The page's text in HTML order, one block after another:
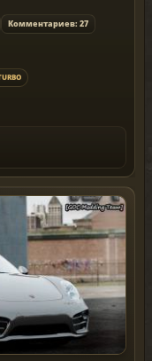
Комментариев: 27